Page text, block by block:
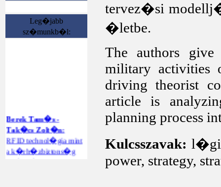
Leg�jabb
sz�munkb�l:
Berek Tam�s -
Tak�cs Zolt�n:
RFID technol�gia mint
a k�rh�zbiztons�g
ter�let�n
megval�sul�
int�zm�nyi rend
tervez�si
�letbe.
The authors give
military activities
driving theorist
article is
planning process
Kulcsszavak:
power, strategy,